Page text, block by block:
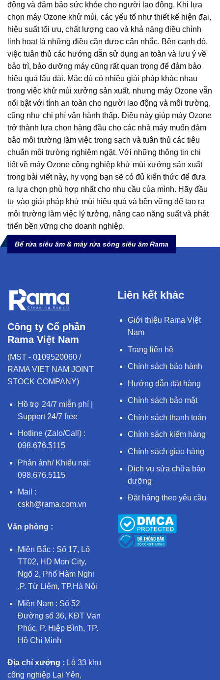
động và đảm bảo sức khỏe cho người lao động. Khi lựa
chọn máy Ozone khử mùi, các yếu tố như thiết kế hiện đại,
hiệu suất tối ưu, chất lượng cao và khả năng điều chỉnh
linh hoạt là những điều cần được cân nhắc. Bên cạnh đó,
việc tuân thủ các hướng dẫn sử dụng an toàn và lưu ý về
bảo trì, bảo dưỡng máy cũng rất quan trọng để đảm bảo
hiệu quả lâu dài. Mặc dù có nhiều giải pháp khác nhau
trong việc khử mùi xưởng sản xuất, nhưng máy Ozone vẫn
nổi bật với tính an toàn cho người lao động và môi trường,
cũng như chi phí vận hành thấp. Điều này giúp máy Ozone
trở thành lựa chọn hàng đầu cho các nhà máy muốn đảm
bảo môi trường làm việc trong sạch và tuân thủ các tiêu
chuẩn môi trường nghiêm ngặt. Với những thông tin chi
tiết về máy Ozone công nghiệp khử mùi xưởng sản xuất
trong bài viết này, hy vọng bạn sẽ có đủ kiến thức để đưa
ra lựa chọn phù hợp nhất cho nhu cầu của mình. Hãy đầu
tư vào giải pháp khử mùi hiệu quả và bền vững để tạo ra
môi trường làm việc lý tưởng, nâng cao năng suất và phát
triển bền vững cho doanh nghiệp.
Bể rửa siêu âm & máy rửa sóng siêu âm Rama
Công ty Cổ phần
Rama Việt Nam
(MST - 0109520060 /
RAMA VIET NAM JOINT
STOCK COMPANY)
Hồ trợ 24/7 miễn phí |
Support 24/7 free
Hotline (Zalo/Call) :
098.676.5115
Phản ánh/ Khiếu nại:
098.676.5115
Mail :
cskh@rama.com.vn
Văn phòng :
Miền Bắc : Số 17, Lô
TT02, HD Mon City,
Ngõ 2, Phố Hàm Nghi
,P. Từ Liêm, TP.Hà Nội
Miền Nam : Số 52
Đường số 36, KĐT Vạn
Phúc, P. Hiệp Bình, TP.
Hồ Chí Minh
Địa chỉ xưởng : Lô 33 khu
công nghiệp Lại Yên,
Liên kết khác
Giới thiệu Rama Việt
Nam
Trang liên hệ
Chính sách bảo hành
Hướng dẫn đặt hàng
Chính sách bảo mật
Chính sách thanh toán
Chính sách kiểm hàng
Chính sách giao hàng
Dịch vụ sửa chữa bảo
dưỡng
Đặt hàng theo yêu cầu